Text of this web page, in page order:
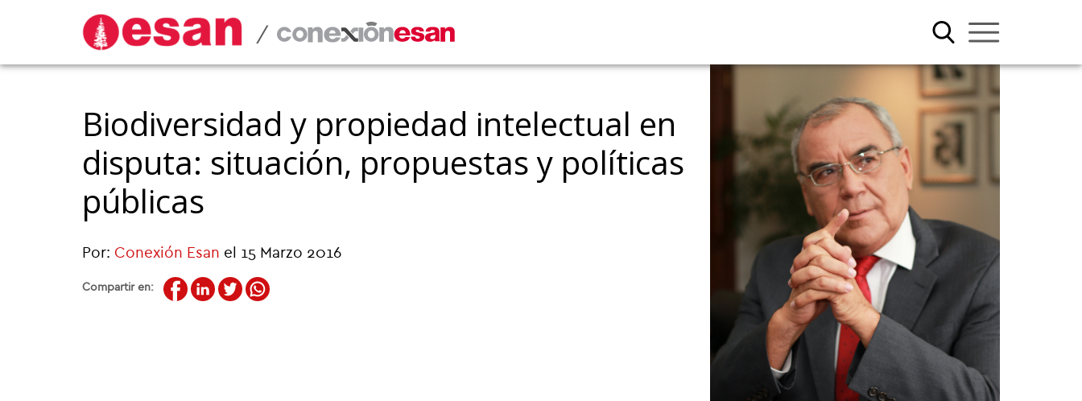
/
Biodiversidad y propiedad intelectual en
disputa: situación, propuestas y políticas
públicas
Por: Conexión Esan el 15 Marzo 2016
Compartir en: